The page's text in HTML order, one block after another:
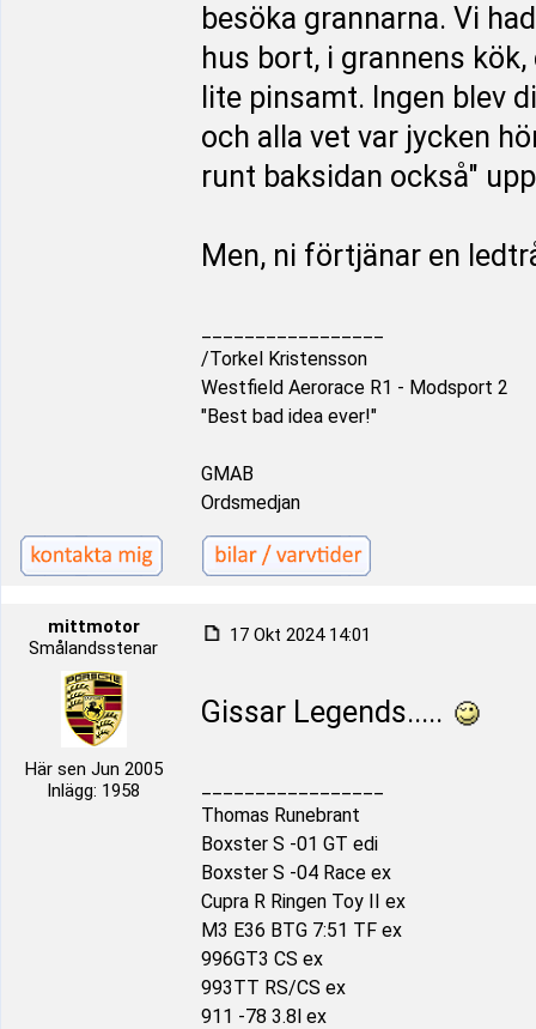
besöka grannarna. Vi
hus bort, i grannens
lite pinsamt. Ingen blev
och alla vet var jycken
runt baksidan också"
Men, ni förtjänar en
/Torkel Kristensson
Westfield Aerorace R1 - Modsport 2
"Best bad idea ever!"
GMAB
Ordsmedjan
mittmotor
Smålandsstenar
Här sen Jun 2005
Inlägg: 1958
17 Okt 2024 14:01
Gissar Legends.....
Thomas Runebrant
Boxster S -01 GT edi
Boxster S -04 Race ex
Cupra R Ringen Toy II ex
M3 E36 BTG 7:51 TF ex
996GT3 CS ex
993TT RS/CS ex
911 -78 3.8l ex